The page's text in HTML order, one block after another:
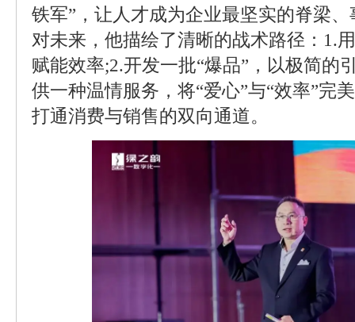
铁军”，让人才成为企业最坚实的脊梁
对未来，他描绘了清晰的战术路径：1.
赋能效率;2.开发一批“爆品”，以极简的
供一种温情服务，将“爱心”与“效率”完
打通消费与销售的双向通道。